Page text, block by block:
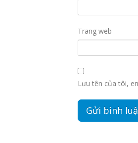
Trang web
Lưu tên của tôi,